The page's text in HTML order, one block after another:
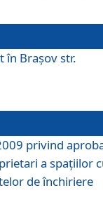
în Brașov str.
privind
a spațiilor
de închiriere